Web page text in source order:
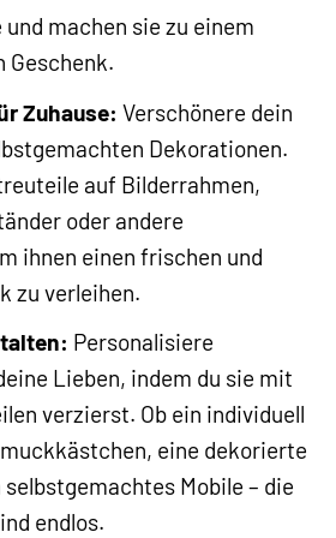
machen sie zu einem
Geschenk.
Zuhause: Verschönere dein
Dekorationen.
auf Bilderrahmen,
oder andere
ihnen einen frischen und
zu verleihen.
Personalisiere
Lieben, indem du sie mit
verzierst. Ob ein individuell
eine dekorierte
selbstgemachtes Mobile – die
endlos.